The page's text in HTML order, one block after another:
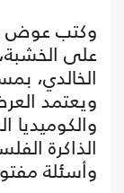
وكتب عوض
على
الخالدي،
ويعتمد
الذاكرة
وأسئلة